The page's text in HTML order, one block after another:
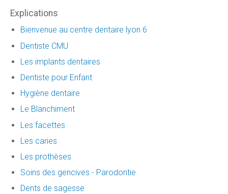
Explications
Bienvenue au centre dentaire lyon 6
Dentiste CMU
Les implants dentaires
Dentiste pour Enfant
Hygiène dentaire
Le Blanchiment
Les facettes
Les caries
Les prothèses
Soins des gencives - Parodontie
Dents de sagesse